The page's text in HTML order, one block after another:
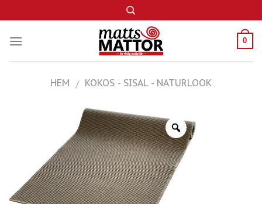
to
content
0
HEM / KOKOS - SISAL - NATURLOOK